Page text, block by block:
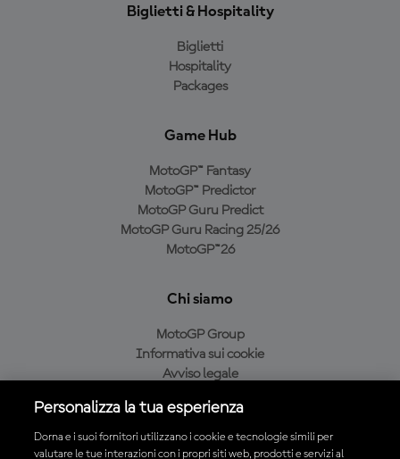
Biglietti & Hospitality
Biglietti
Hospitality
Packages
Game Hub
MotoGP™ Fantasy
MotoGP™ Predictor
MotoGP Guru Predict
MotoGP Guru Racing 25/26
MotoGP™26
Chi siamo
MotoGP Group
Informativa sui cookie
Avviso legale
Condizioni di acquisto
Personalizza la tua esperienza
Dorna e i suoi fornitori utilizzano i cookie e tecnologie simili per
valutare le tue interazioni con i propri siti web, prodotti e servizi al